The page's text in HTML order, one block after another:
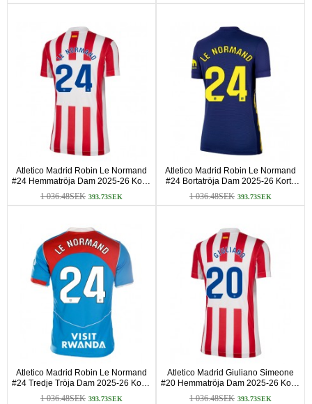
Atletico Madrid Robin Le Normand
#24 Hemmatröja Dam 2025-26 Korta
ärmar
1 036.48SEK 393.73SEK
Atletico Madrid Robin Le Normand
#24 Bortatröja Dam 2025-26 Korta
ärmar
1 036.48SEK 393.73SEK
Atletico Madrid Robin Le Normand
#24 Tredje Tröja Dam 2025-26 Korta
ärmar
1 036.48SEK 393.73SEK
Atletico Madrid Giuliano Simeone
#20 Hemmatröja Dam 2025-26 Korta
ärmar
1 036.48SEK 393.73SEK